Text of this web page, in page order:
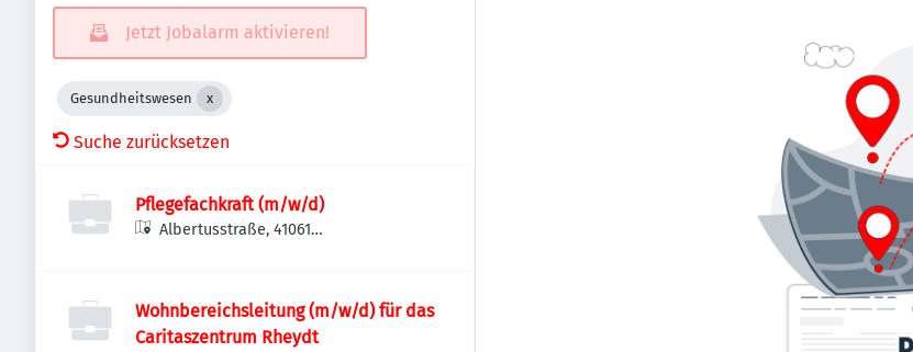
Jetzt Jobalarm aktivieren!
Gesundheitswesen
Suche zurücksetzen
Pflegefachkraft (m/w/d)
Albertusstraße, 41061
Wohnbereichsleitung (m/w/d) für das
Caritaszentrum Rheydt